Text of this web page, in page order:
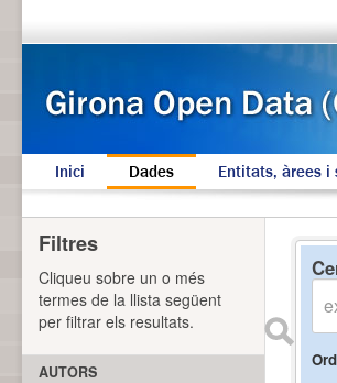
Inici Dades Entitats, àrees i
Filtres
Cliqueu sobre un o més
termes de la llista següent
per filtrar els resultats.
AUTORS